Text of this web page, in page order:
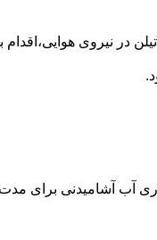
از مخازن پلی اتیلن در نیروی
آب آشامیدنی برای